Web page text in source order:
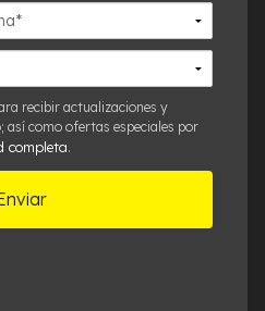
recibir actualizaciones y
así como ofertas especiales por
completa.